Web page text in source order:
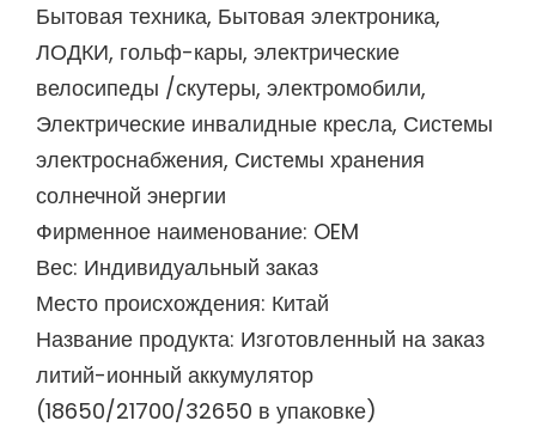
Бытовая техника, Бытовая электроника,
ЛОДКИ, гольф-кары, электрические
велосипеды /скутеры, электромобили,
Электрические инвалидные кресла, Системы
электроснабжения, Системы хранения
солнечной энергии
Фирменное наименование: OEM
Вес: Индивидуальный заказ
Место происхождения: Китай
Название продукта: Изготовленный на заказ
литий-ионный аккумулятор
(18650/21700/32650 в упаковке)